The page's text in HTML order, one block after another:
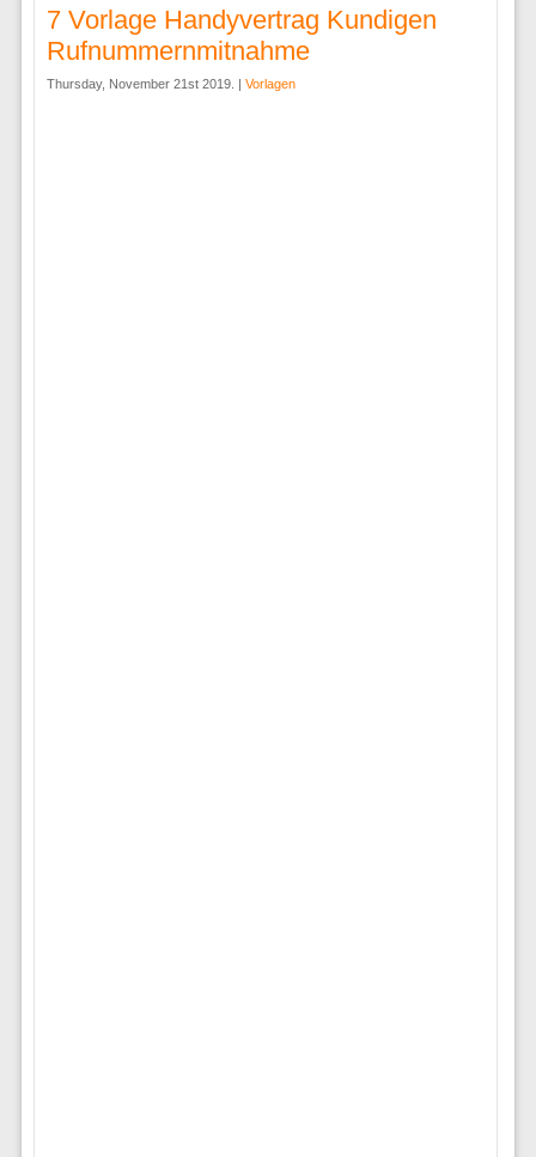
7 Vorlage Handyvertrag Kundigen
Rufnummernmitnahme
Thursday, November 21st 2019. | Vorlagen